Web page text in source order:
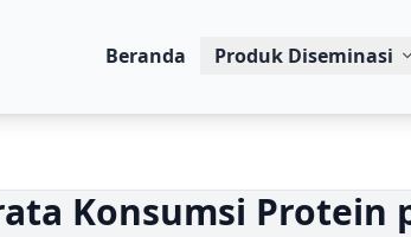
Beranda Produk Diseminasi
Konsumsi Protein